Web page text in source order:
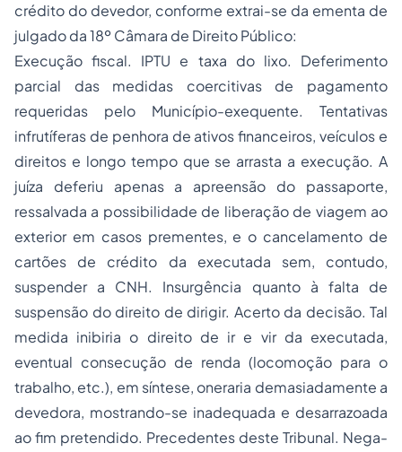
crédito do devedor, conforme extrai-se da ementa de
julgado da 18º Câmara de Direito Público:
Execução fiscal. IPTU e taxa do lixo. Deferimento
parcial das medidas coercitivas de pagamento
requeridas pelo Município-exequente. Tentativas
infrutíferas de penhora de ativos financeiros, veículos e
direitos e longo tempo que se arrasta a execução. A
juíza deferiu apenas a apreensão do passaporte,
ressalvada a possibilidade de liberação de viagem ao
exterior em casos prementes, e o cancelamento de
cartões de crédito da executada sem, contudo,
suspender a CNH. Insurgência quanto à falta de
suspensão do direito de dirigir. Acerto da decisão. Tal
medida inibiria o direito de ir e vir da executada,
eventual consecução de renda (locomoção para o
trabalho, etc.), em síntese, oneraria demasiadamente a
devedora, mostrando-se inadequada e desarrazoada
ao fim pretendido. Precedentes deste Tribunal. Nega-